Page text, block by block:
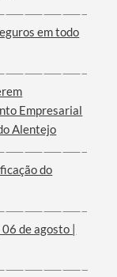
em todo
Empresarial
Alentejo
do
de agosto |